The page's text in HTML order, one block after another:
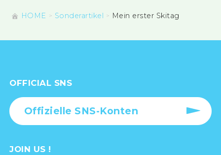
HOME Sonderartikel Mein erster Skitag
OFFICIAL SNS
Offizielle SNS-Konten
JOIN US !